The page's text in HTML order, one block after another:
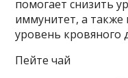
помогает снизить
иммунитет, а
уровень кровяного
Пейте чай